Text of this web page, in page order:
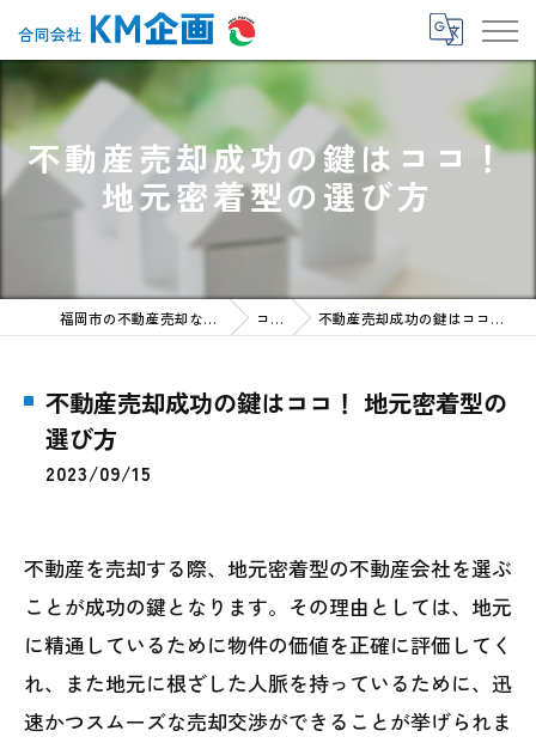
不動産売却成功の鍵はココ！
地元密着型の選び方
福岡市の不動産売却なら合同会社KM企画 コラム 不動産売却成功の鍵はココ！ 地元密着型の選び方
不動産売却成功の鍵はココ！ 地元密着型の
選び方
2023/09/15
不動産を売却する際、地元密着型の不動産会社を選ぶ
ことが成功の鍵となります。その理由としては、地元
に精通しているために物件の価値を正確に評価してく
れ、また地元に根ざした人脈を持っているために、迅
速かつスムーズな売却交渉ができることが挙げられま